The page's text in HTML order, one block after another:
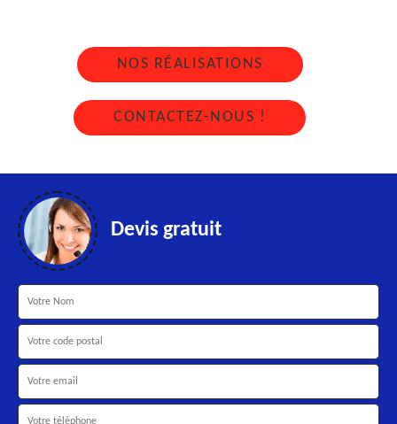
NOS RÉALISATIONS
CONTACTEZ-NOUS !
Devis gratuit